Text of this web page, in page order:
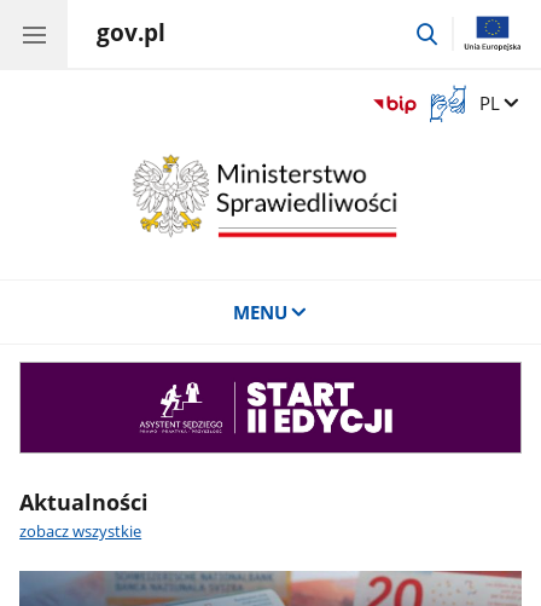
gov.pl
przejdź
Otwórz
okno
Zmień
PL
MENU
Aktualności
zobacz wszystkie